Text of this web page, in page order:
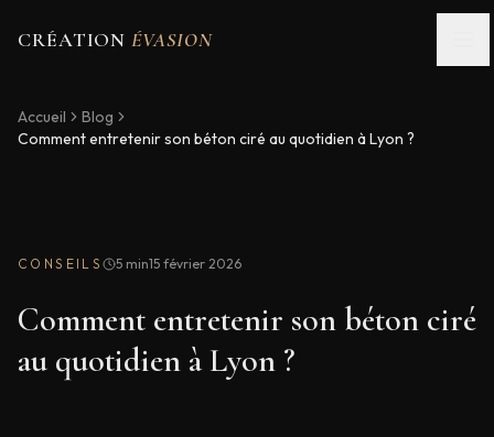
CRÉATIONÉVASION
Accueil
Blog
Comment entretenir son béton ciré au quotidien à Lyon ?
CONSEILS 5 min15 février 2026
Comment entretenir son béton ciré
au quotidien à Lyon ?